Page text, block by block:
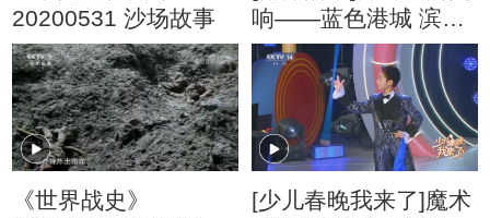
20200531 沙场故事
响——蓝色港城 滨海
风情 山东烟台：新鲜
海货 鲁菜珍馐
《世界战史》
[少儿春晚我来了]魔术